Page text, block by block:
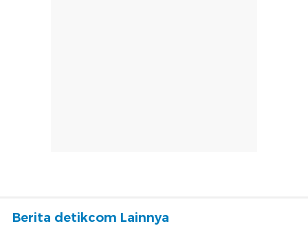
Berita detikcom Lainnya